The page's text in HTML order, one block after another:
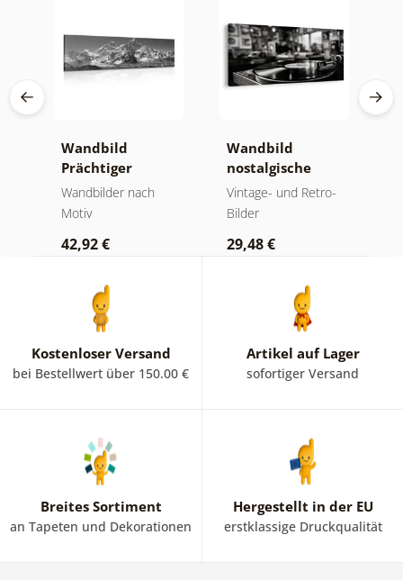
Wandbild
Prächtiger
Berggipfel in
Schwarz-Weiß
Wandbilder nach
Motiv
42,92 €
Wandbild
nostalgische
Musikatmosphäre
Vintage- und Retro-
Bilder
29,48 €
Kostenloser Versand
bei Bestellwert über 150.00 €
Artikel auf Lager
sofortiger Versand
Breites Sortiment
an Tapeten und Dekorationen
Hergestellt in der EU
erstklassige Druckqualität